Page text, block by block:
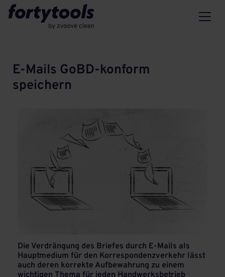
E-Mails GoBD-konform
speichern
Die Verdrängung des Briefes durch E-Mails als
Hauptmedium für den Korrespondenzverkehr lässt
auch deren korrekte Aufbewahrung zu einem
wichtigen Thema für jeden Handwerksbetrieb